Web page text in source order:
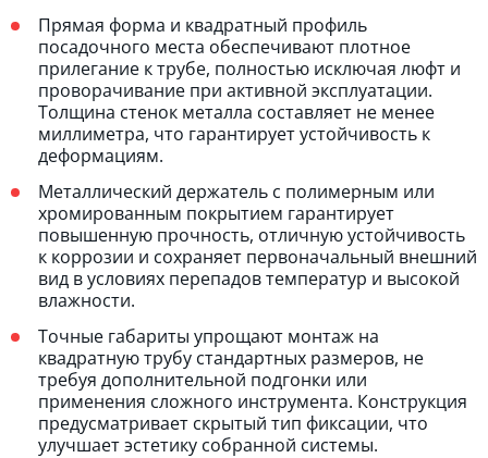
Прямая форма и квадратный профиль
посадочного места обеспечивают плотное
прилегание к трубе, полностью исключая люфт и
проворачивание при активной эксплуатации.
Толщина стенок металла составляет не менее
миллиметра, что гарантирует устойчивость к
деформациям.
Металлический держатель с полимерным или
хромированным покрытием гарантирует
повышенную прочность, отличную устойчивость
к коррозии и сохраняет первоначальный внешний
вид в условиях перепадов температур и высокой
влажности.
Точные габариты упрощают монтаж на
квадратную трубу стандартных размеров, не
требуя дополнительной подгонки или
применения сложного инструмента. Конструкция
предусматривает скрытый тип фиксации, что
улучшает эстетику собранной системы.